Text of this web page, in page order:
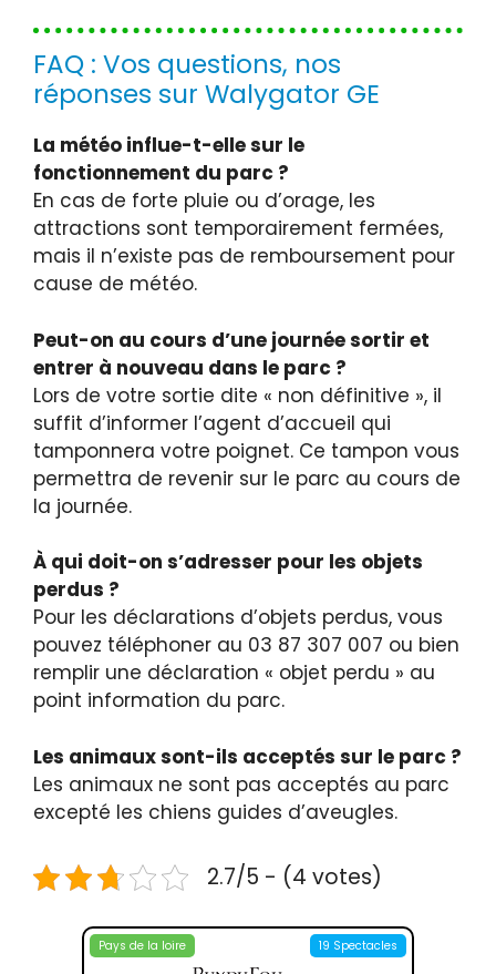
FAQ : Vos questions, nos
réponses sur Walygator GE
La météo influe-t-elle sur le
fonctionnement du parc ?
En cas de forte pluie ou d’orage, les
attractions sont temporairement fermées,
mais il n’existe pas de remboursement pour
cause de météo.
Peut-on au cours d’une journée sortir et
entrer à nouveau dans le parc ?
Lors de votre sortie dite « non définitive », il
suffit d’informer l’agent d’accueil qui
tamponnera votre poignet. Ce tampon vous
permettra de revenir sur le parc au cours de
la journée.
À qui doit-on s’adresser pour les objets
perdus ?
Pour les déclarations d’objets perdus, vous
pouvez téléphoner au 03 87 307 007 ou bien
remplir une déclaration « objet perdu » au
point information du parc.
Les animaux sont-ils acceptés sur le parc ?
Les animaux ne sont pas acceptés au parc
excepté les chiens guides d’aveugles.
2.7/5 - (4 votes)
Pays de la loire 19 Spectacles